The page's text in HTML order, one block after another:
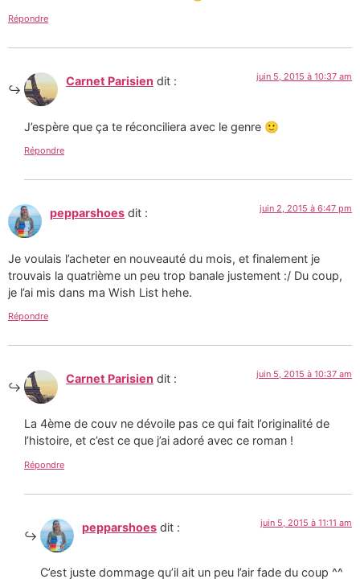
Répondre
Carnet Parisien dit : juin 5, 2015 à 10:37 am
J’espère que ça te réconciliera avec le genre 🙂
Répondre
pepparshoes dit : juin 2, 2015 à 6:47 pm
Je voulais l’acheter en nouveauté du mois, et finalement je
trouvais la quatrième un peu trop banale justement :/ Du coup,
je l’ai mis dans ma Wish List hehe.
Répondre
Carnet Parisien dit : juin 5, 2015 à 10:37 am
La 4ème de couv ne dévoile pas ce qui fait l’originalité de
l’histoire, et c’est ce que j’ai adoré avec ce roman !
Répondre
pepparshoes dit : juin 5, 2015 à 11:11 am
C’est juste dommage qu’il ait un peu l’air fade du coup ^^